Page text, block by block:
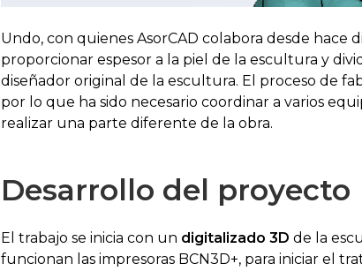
Undo, con quienes AsorCAD colabora desde hace
proporcionar espesor a la piel de la escultura y
diseñador original de la escultura. El proceso de
por lo que ha sido necesario coordinar a varios
realizar una parte diferente de la obra.
Desarrollo del proyecto
El trabajo se inicia con un digitalizado 3D de la
funcionan las impresoras BCN3D+, para iniciar el